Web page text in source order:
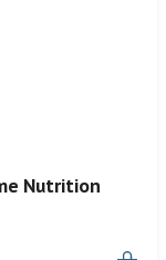
Nutrition